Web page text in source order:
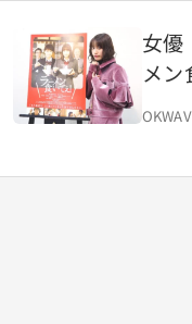
女
メ
ア